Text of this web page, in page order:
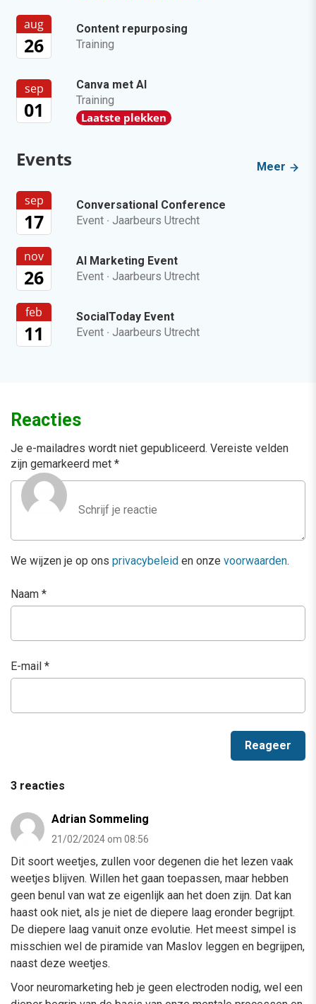
aug
26
Content repurposing
Training
sep
01
Canva met AI
Training
Laatste plekken
Events Meer
sep
17
Conversational Conference
Event · Jaarbeurs Utrecht
nov
26
AI Marketing Event
Event · Jaarbeurs Utrecht
feb
11
SocialToday Event
Event · Jaarbeurs Utrecht
Reacties
Je e-mailadres wordt niet gepubliceerd. Vereiste velden
zijn gemarkeerd met *
We wijzen je op ons privacybeleid en onze voorwaarden.
Naam *
E-mail *
3 reacties
Adrian Sommeling
21/02/2024 om 08:56
Dit soort weetjes, zullen voor degenen die het lezen vaak
weetjes blijven. Willen het gaan toepassen, maar hebben
geen benul van wat ze eigenlijk aan het doen zijn. Dat kan
haast ook niet, als je niet de diepere laag eronder begrijpt.
De diepere laag vanuit onze evolutie. Het meest simpel is
misschien wel de piramide van Maslov leggen en begrijpen,
naast deze weetjes.
Voor neuromarketing heb je geen electroden nodig, wel een